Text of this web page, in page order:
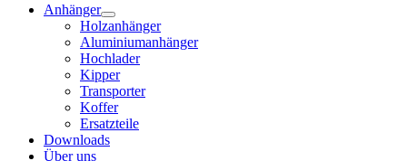
Anhänger
Holzanhänger
Aluminiumanhänger
Hochlader
Kipper
Transporter
Koffer
Ersatzteile
Downloads
Über uns